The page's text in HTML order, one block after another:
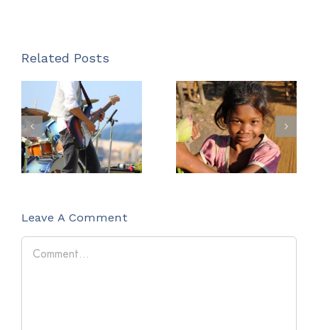
Related Posts
Music
brings us
together in
celebration
How do
you give
back to
others?
Leave A Comment